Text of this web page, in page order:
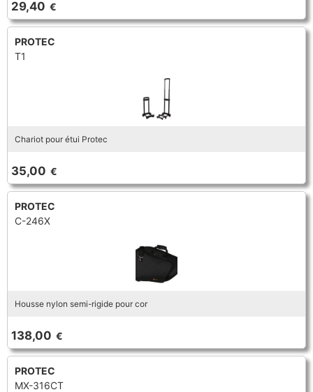
TROMPETTE CORNET BUGLE
MICROPHONE & ENREGISTREUR
PIANO
TROMBONE
TROMPETTE CORNET BUGLE
TUBA
TROMPETTE CORNET BUGLE
TUBA
29,40 €
PROTEC
T1
Chariot pour étui Protec
35,00 €
PROTEC
C-246X
Housse nylon semi-rigide pour cor
138,00 €
PROTEC
MX-316CT